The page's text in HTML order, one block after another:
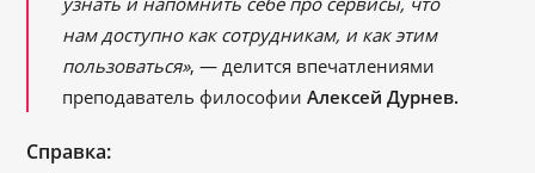
нам доступно как сотрудникам, и как этим
пользоваться», — делится впечатлениями
преподаватель философииАлексей Дурнев.
Справка: